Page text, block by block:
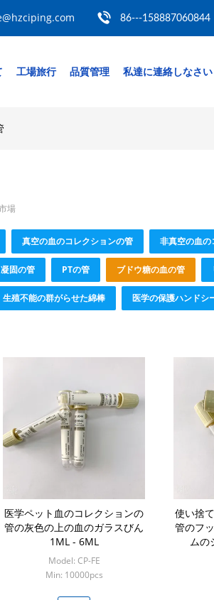
86---158887060844
工場旅行 品質管理 私達に連絡しなさい
場
真空の血のコレクションの管 非真空の血
固の管 PTの管 ブドウ糖の血の管
生殖不能の群がらせた綿棒 医学の保護ハンドシ
医学ペット血のコレクションの
管の灰色の上の血のガラスびん
1ML - 6ML
Model: CP-FE
Min: 10000pcs
使い捨
管のフ
ムの